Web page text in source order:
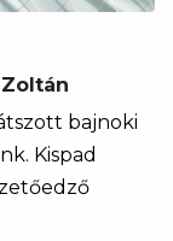
bajnoki
Kispad